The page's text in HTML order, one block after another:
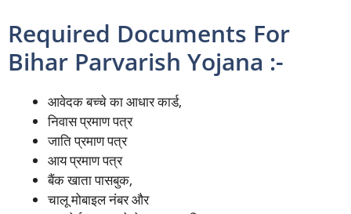
Required Documents For
Bihar Parvarish Yojana :-
आवेदक बच्चे का आधार कार्ड,
निवास प्रमाण पत्र
जाति प्रमाण पत्र
आय प्रमाण पत्र
बैंक खाता पासबुक,
चालू मोबाइल नंबर और